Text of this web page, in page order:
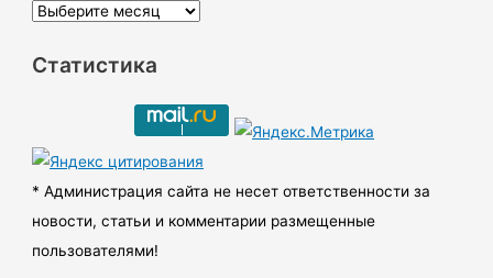
А
х
ы
Статистика
* Администрация сайта не несет ответственности за
новости, статьи и комментарии размещенные
пользователями!